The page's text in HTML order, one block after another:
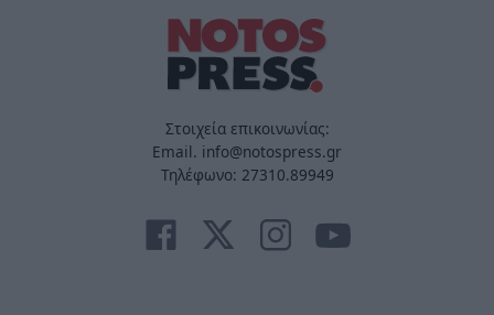
Στοιχεία επικοινωνίας:
Email. info@notospress.gr
Τηλέφωνο: 27310.89949